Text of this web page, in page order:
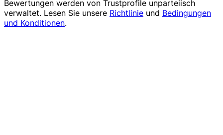
Bewertungen werden von Trustprofile unparteiisch
verwaltet. Lesen Sie unsere Richtlinie und Bedingungen
und Konditionen.